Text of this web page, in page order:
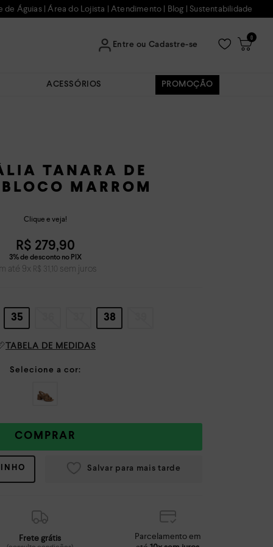
de Águias|Área do Lojista | Atendimento | Blog |Sustentabilidade
Entre ou Cadastre-se
0
ACESSÓRIOS PROMOÇÃO
TANARA DE
MARROM
Clique e veja!
R$ 279,90
até 9x R$ 31 ,10 sem juros
35 38
TABELA DE MEDIDAS
COMPRAR
Frete grátis
Parcelamento em